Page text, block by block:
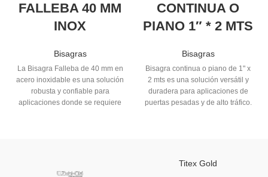
FALLEBA 40 MM
INOX
Bisagras
La Bisagra Falleba de 40 mm en
acero inoxidable es una solución
robusta y confiable para
aplicaciones donde se requiere
un sistema de cierre seguro.
CONTINUA O
PIANO 1″ * 2 MTS
Bisagras
Bisagra continua o piano de 1" x
2 mts es una solución versátil y
duradera para aplicaciones de
puertas pesadas y de alto tráfico.
puertas comerciales, industriales
Titex Gold